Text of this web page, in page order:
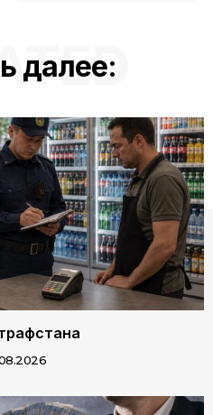
далее: